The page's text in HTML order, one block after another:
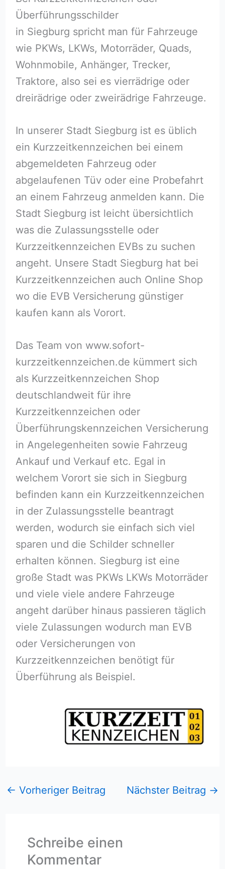
Überführungsschilder
in Siegburg spricht man für Fahrzeuge
wie PKWs, LKWs, Motorräder, Quads,
Wohnmobile, Anhänger, Trecker,
Traktore, also sei es vierrädrige oder
dreirädrige oder zweirädrige Fahrzeuge.
In unserer Stadt Siegburg ist es üblich
ein Kurzzeitkennzeichen bei einem
abgemeldeten Fahrzeug oder
abgelaufenen Tüv oder eine Probefahrt
an einem Fahrzeug anmelden kann. Die
Stadt Siegburg ist leicht übersichtlich
was die Zulassungsstelle oder
Kurzzeitkennzeichen EVBs zu suchen
angeht. Unsere Stadt Siegburg hat bei
Kurzzeitkennzeichen auch Online Shop
wo die EVB Versicherung günstiger
kaufen kann als Vorort.
Das Team von www.sofort-
kurzzeitkennzeichen.de kümmert sich
als Kurzzeitkennzeichen Shop
deutschlandweit für ihre
Kurzzeitkennzeichen oder
Überführungskennzeichen Versicherung
in Angelegenheiten sowie Fahrzeug
Ankauf und Verkauf etc. Egal in
welchem Vorort sie sich in Siegburg
befinden kann ein Kurzzeitkennzeichen
in der Zulassungsstelle beantragt
werden, wodurch sie einfach sich viel
sparen und die Schilder schneller
erhalten können. Siegburg ist eine
große Stadt was PKWs LKWs Motorräder
und viele viele andere Fahrzeuge
angeht darüber hinaus passieren täglich
viele Zulassungen wodurch man EVB
oder Versicherungen von
Kurzzeitkennzeichen benötigt für
Überführung als Beispiel.
← Vorheriger Beitrag Nächster Beitrag →
Schreibe einen
Kommentar